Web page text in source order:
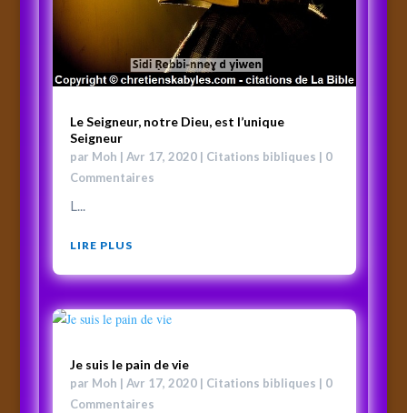
Le Seigneur, notre Dieu, est l’unique
Seigneur
par Moh | Avr 17, 2020| Citations bibliques | 0
Commentaires
L...
LIRE PLUS
Je suis le pain de vie
par Moh | Avr 17, 2020| Citations bibliques | 0
Commentaires